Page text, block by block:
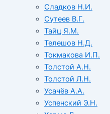
Сладков Н.И.
Сутеев В.Г.
Тайц Я.М.
Телешов Н.Д.
Токмакова И.П.
Толстой А.Н.
Толстой Л.Н.
Усачёв А.А.
Успенский Э.Н.